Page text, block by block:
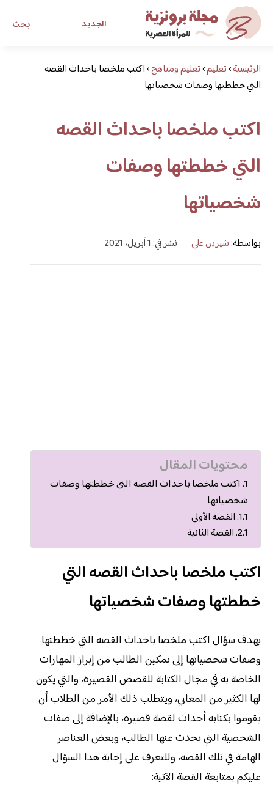
بحث الجديد
مجلة برونزية للفتاة العصريةالرئيسية›تعليم›تعليم ومناهج›اكتب ملخصا باحداث القصه
التي خططتها وصفات شخصياتها
اكتب ملخصا باحداث القصه
التي خططتها وصفات
شخصياتها
بواسطة:شيرين علي نشر في: 1 أبريل، 2021
محتويات المقال
اكتب ملخصا باحداث القصه التي خططتها وصفات
شخصياتها
القصة الأولى
القصة الثانية
اكتب ملخصا باحداث القصه التي
خططتها وصفات شخصياتها
يهدف سؤال اكتب ملخصا باحداث القصه التي خططتها
وصفات شخصياتها إلى تمكين الطالب من إبراز المهارات
الخاصة به في مجال الكتابة للقصص القصيرة، والتي يكون
لها الكثير من المعاني، ويتطلب ذلك الأمر من الطلاب أن
يقوموا بكتابة أحداث لقصة قصيرة، بالإضافة إلى صفات
الشخصية التي تحدث عنها الطالب، وبعض العناصر
الهامة في تلك القصة، وللتعرف على إجابة هذا السؤال
عليكم بمتابعة القصة الآتية: